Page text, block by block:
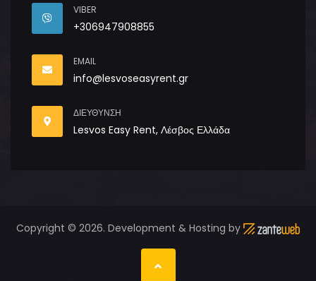
VIBER
+306947908855
EMAIL
info@lesvoseasyrent.gr
ΔΙΕΥΘΥΝΣΗ
Lesvos Easy Rent, Λέσβος Ελλάδα
Copyright © 2026. Development & Hosting by